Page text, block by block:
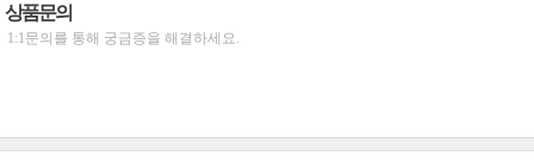
상품문의
1:1문의를 통해 궁금증을 해결하세요.